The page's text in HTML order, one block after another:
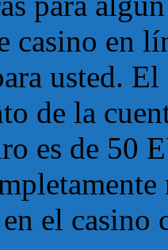
casino en
usted.
de la
es de 50
el casino